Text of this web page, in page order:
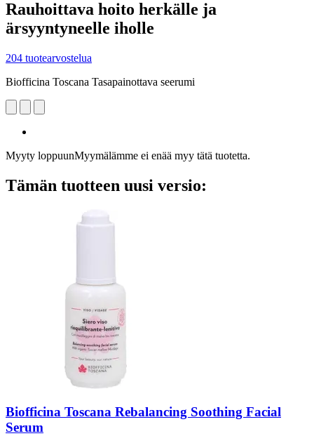
Rauhoittava hoito herkälle ja
ärsyyntyneelle iholle
204 tuotearvostelua
Biofficina Toscana Tasapainottava seerumi
Myyty loppuunMyymälämme ei enää myy tätä tuotetta.
Tämän tuotteen uusi versio:
Biofficina Toscana Rebalancing Soothing Facial
Serum